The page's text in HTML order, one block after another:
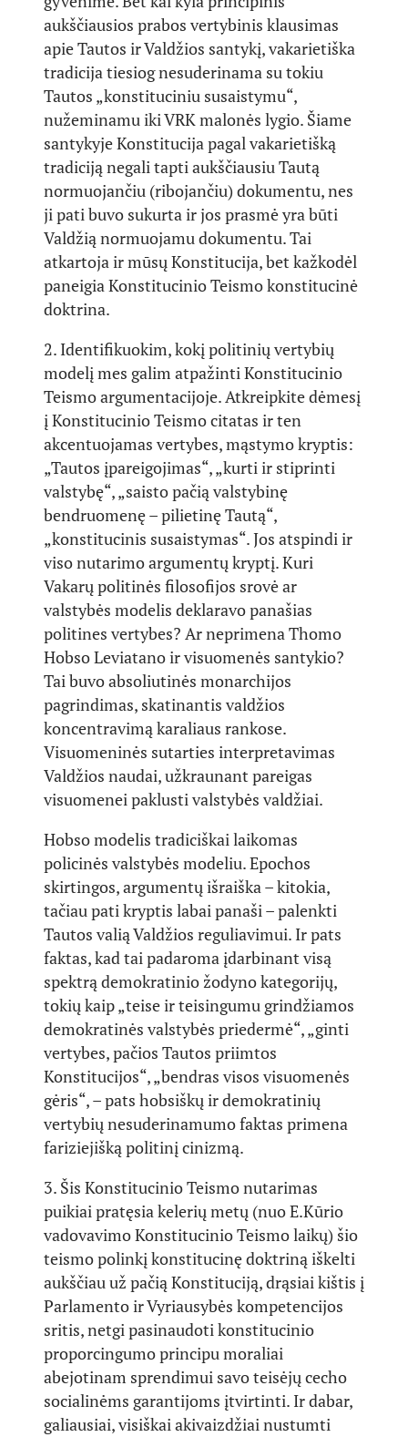
aukščiausios prabos vertybinis klausimas
apie Tautos ir Valdžios santykį, vakarietiška
tradicija tiesiog nesuderinama su tokiu
Tautos „konstituciniu susaistymu“,
nužeminamu iki VRK malonės lygio. Šiame
santykyje Konstitucija pagal vakarietišką
tradiciją negali tapti aukščiausiu Tautą
normuojančiu (ribojančiu) dokumentu, nes
ji pati buvo sukurta ir jos prasmė yra būti
Valdžią normuojamu dokumentu. Tai
atkartoja ir mūsų Konstitucija, bet kažkodėl
paneigia Konstitucinio Teismo konstitucinė
doktrina.
2. Identifikuokim, kokį politinių vertybių
modelį mes galim atpažinti Konstitucinio
Teismo argumentacijoje. Atkreipkite dėmesį
į Konstitucinio Teismo citatas ir ten
akcentuojamas vertybes, mąstymo kryptis:
„Tautos įpareigojimas“, „kurti ir stiprinti
valstybę“, „saisto pačią valstybinę
bendruomenę – pilietinę Tautą“,
„konstitucinis susaistymas“. Jos atspindi ir
viso nutarimo argumentų kryptį. Kuri
Vakarų politinės filosofijos srovė ar
valstybės modelis deklaravo panašias
politines vertybes? Ar neprimena Thomo
Hobso Leviatano ir visuomenės santykio?
Tai buvo absoliutinės monarchijos
pagrindimas, skatinantis valdžios
koncentravimą karaliaus rankose.
Visuomeninės sutarties interpretavimas
Valdžios naudai, užkraunant pareigas
visuomenei paklusti valstybės valdžiai.
Hobso modelis tradiciškai laikomas
policinės valstybės modeliu. Epochos
skirtingos, argumentų išraiška – kitokia,
tačiau pati kryptis labai panaši – palenkti
Tautos valią Valdžios reguliavimui. Ir pats
faktas, kad tai padaroma įdarbinant visą
spektrą demokratinio žodyno kategorijų,
tokių kaip „teise ir teisingumu grindžiamos
demokratinės valstybės priedermė“, „ginti
vertybes, pačios Tautos priimtos
Konstitucijos“, „bendras visos visuomenės
gėris“, – pats hobsiškų ir demokratinių
vertybių nesuderinamumo faktas primena
fariziejišką politinį cinizmą.
3. Šis Konstitucinio Teismo nutarimas
puikiai pratęsia kelerių metų (nuo E.Kūrio
vadovavimo Konstitucinio Teismo laikų) šio
teismo polinkį konstitucinę doktriną iškelti
aukščiau už pačią Konstituciją, drąsiai kištis į
Parlamento ir Vyriausybės kompetencijos
sritis, netgi pasinaudoti konstitucinio
proporcingumo principu moraliai
abejotinam sprendimui savo teisėjų cecho
socialinėms garantijoms įtvirtinti. Ir dabar,
galiausiai, visiškai akivaizdžiai nustumti